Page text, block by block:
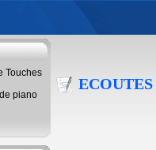
Touches
piano